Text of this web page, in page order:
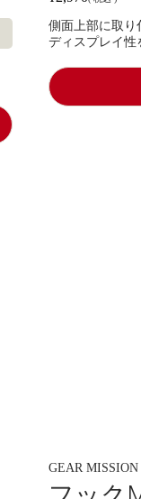
側面上部に取り
ディスプレイ性
GEAR MISSION